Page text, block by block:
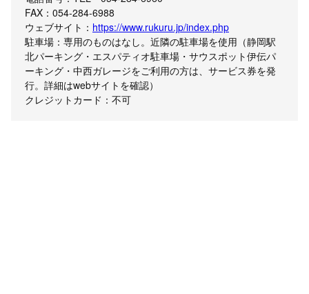
FAX：054-284-6988
ウェブサイト： https://www.rukuru.jp/index.php
駐車場：専用のものはなし。近隣の駐車場を使用（静岡駅
北パーキング・エスパティオ駐車場・サウスポット伊伝パ
ーキング・中西ガレージをご利用の方は、サービス券を発
行。詳細はwebサイトを確認）
クレジットカード：不可